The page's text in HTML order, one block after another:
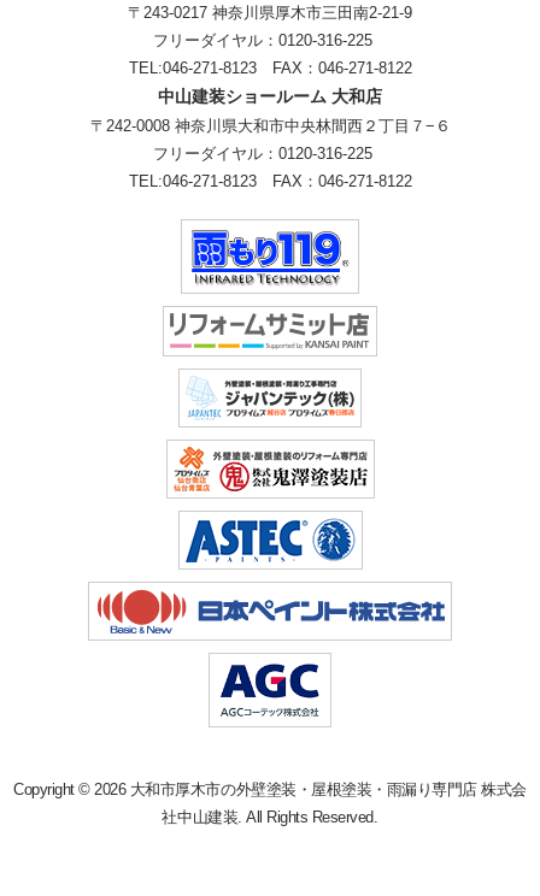
〒243-0217 神奈川県厚木市三田南2-21-9
フリーダイヤル： 0120-316-225
TEL:046-271-8123 FAX：046-271-8122
中山建装ショールーム 大和店
〒242-0008 神奈川県大和市中央林間西２丁目７−６
フリーダイヤル： 0120-316-225
TEL:046-271-8123 FAX：046-271-8122
Copyright © 2026 大和市厚木市の外壁塗装・屋根塗装・雨漏り専門店 株式会
社中山建装. All Rights Reserved.